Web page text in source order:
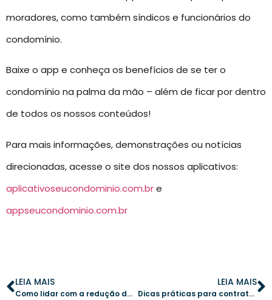
moradores, como também síndicos e funcionários do
condomínio.
Baixe o app e conheça os benefícios de se ter o
condomínio na palma da mão – além de ficar por dentro
de todos os nossos conteúdos!
Para mais informações, demonstrações ou notícias
direcionadas, acesse o site dos nossos aplicativos:
aplicativoseucondominio.com.bre
appseucondominio.com.br
LEIA MAIS
Como lidar com a redução de ruídos em edifícios antigos: estratégias eficazes
LEIA MAIS
Dicas práticas para contratar empresas de limpeza com eficiência